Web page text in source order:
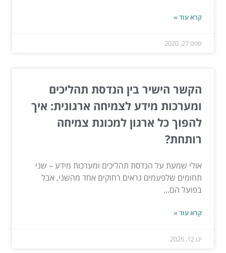
קרא עוד »
ספט 27, 2020
הקשר הישיר בין הנדסת תהליכים
ומערכות מידע לצמיחה ארגונית: איך
להפוך כל ארגון למכונת צמיחה
רותחת?
אולי שמעת על הנדסת תהליכים ומערכות מידע – שני
תחומים שלפעמים נראים רחוקים אחד מהשני, אבל
בפועל הם...
קרא עוד »
ינו 12, 2026